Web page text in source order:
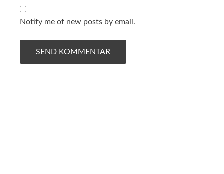
Notify me of new posts by email.